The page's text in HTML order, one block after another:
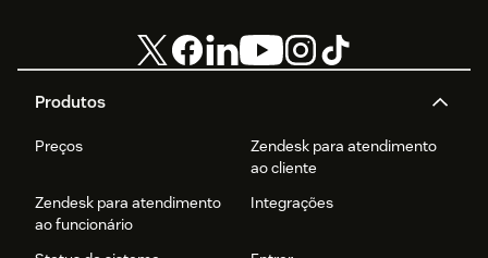
Produtos
Preços
Zendesk para atendimento
ao cliente
Zendesk para atendimento
ao funcionário
Integrações